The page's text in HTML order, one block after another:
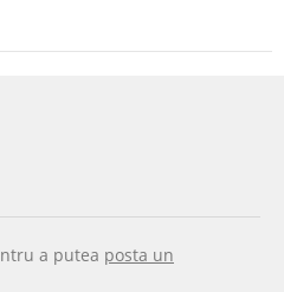
a putea posta un